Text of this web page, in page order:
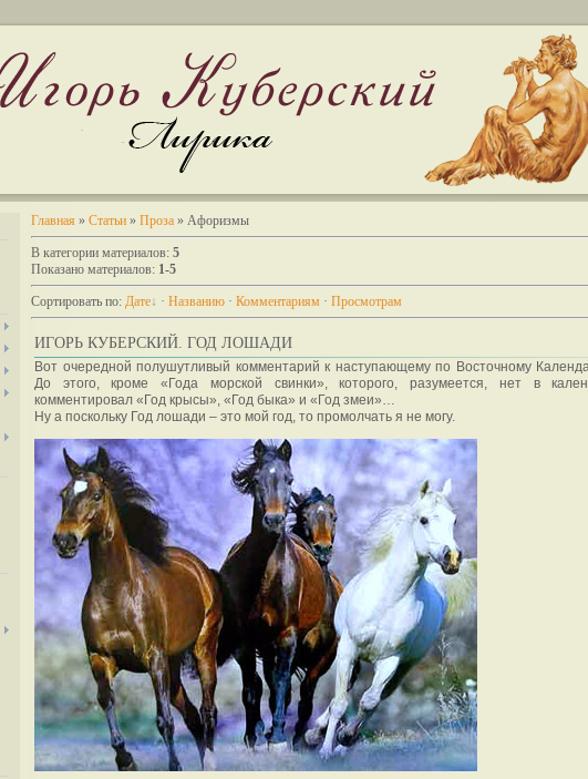
Главная » Статьи » Проза » Афоризмы
В категории материалов: 5
Показано материалов: 1-5
Сортировать по: Дате · Названию · Комментариям · Просмотрам
ИГОРЬ КУБЕРСКИЙ. ГОД ЛОШАДИ
Вот очередной полушутливый комментарий к наступающему по Восточному
До этого, кроме «Года морской свинки», которого, разумеется, нет в
комментировал «Год крысы», «Год быка» и «Год змеи»…
Ну а поскольку Год лошади – это мой год, то промолчать я не могу.